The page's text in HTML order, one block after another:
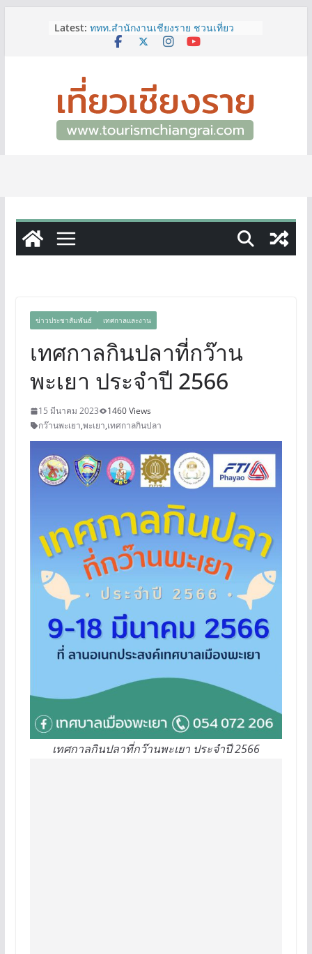
Latest: ททท.สำนักงานเชียงราย ชวนเที่ยว
เชียงรายหน้าฝน ให้ชุ่มฉ่ำหัวใจไปกับ
เลขสวย หมวด ขจ เปิดประมูลออนไลน์
แล้ววันนี้ เลขเด่น เลขมงคล ความหมาย
ดีมีให้เลือกหลากหลายทั้ง 301 หมายเลข
3 พิกัด ที่เที่ยวชมงานเทศกาลโล้ชิงช้า
ยกระดับตลาดสด 100 ปี สู่พิพิธภัณฑ์
ศิลปะมีชีวิต หนุนเศรษฐกิจสร้างสรรค์
ข่าวประชาสัมพันธ์ เทศกาลและงาน
เทศกาลกินปลาที่กว๊าน
พะเยา ประจำปี 2566
15 มีนาคม 2023
1460 Views
กว๊านพะเยา,พะเยา,เทศกาลกินปลา
เทศกาลกินปลาที่กว๊านพะเยา ประจำปี 2566